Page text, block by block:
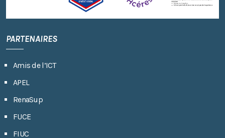
PARTENAIRES
Amis de l’ICT
APEL
RenaSup
FUCE
FIUC